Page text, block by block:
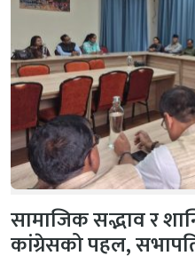
सामाजिक सद्भाव र
कांग्रेसको पहल,